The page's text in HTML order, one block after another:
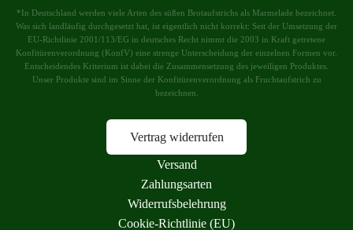
*In Deutschland werden viele Arten des süßen Brotaufstrichs als Marmelade bezeichnet.
Was sich landläufig durchgesetzt hat, ist eigentlich nicht korrekt: Seit der Umsetzung der
EU-Richtlinie 2001/113/EG in deutsches Recht nimmt die 2003 in Kraft getretene
Konfitürenverordnung (KonfV) eine strenge Unterscheidung der einzelnen Formen vor.
Entscheidendes Kriterium ist dabei die Zusammensetzung des jeweiligen Produktes.
Unser Produkte sind im Sinne der Konfitürenverordnung als Fruchtaufstrich zu
bezeichnen.
Vertrag widerrufen
Versand
Zahlungsarten
Widerrufsbelehrung
Cookie-Richtlinie (EU)